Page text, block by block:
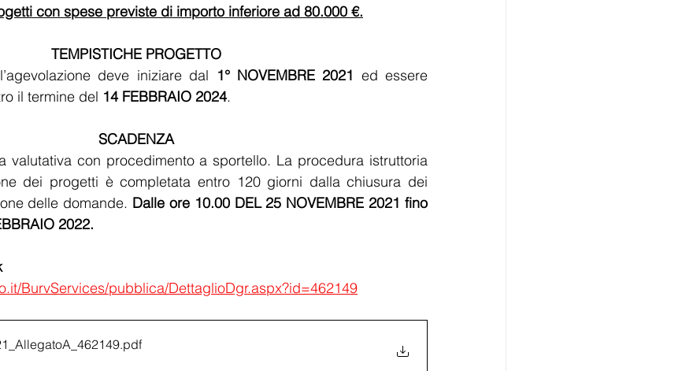
con spese previste di importo inferiore ad 80.000 €.
TEMPISTICHE PROGETTO
deve iniziare dal 1° NOVEMBRE 2021 ed essere
il termine del 14 FEBBRAIO 2024.
SCADENZA
valutativa con procedimento a sportello. La procedura istruttoria
dei progetti è completata entro 120 giorni dalla chiusura dei
delle domande. Dalle ore 10.00 DEL 25 NOVEMBRE 2021 fino
2022.
BurvServices/pubblica/DettaglioDgr.aspx?id=462149
.pdf